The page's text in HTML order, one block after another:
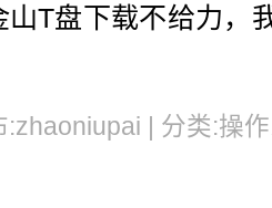
山T盘下载不给力，
:zhaoniupai | 分类:操